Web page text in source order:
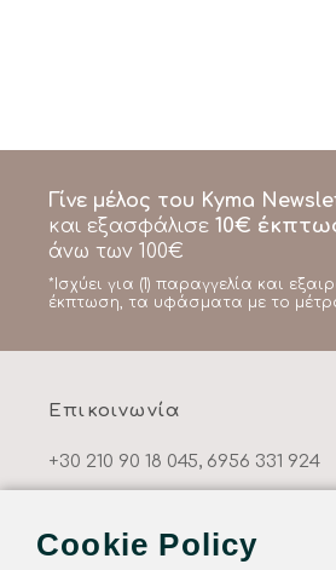
Γίνε μέλος του Kyma
και εξασφάλισε 10€
άνω των 100€
*Ισχύει για (1) παραγγελία και
έκπτωση, τα υφάσματα με το
Επικοινωνία
+30 210 90 18 045, 6956 331 924
Αναξάρχου 56, Αθήνα 11631,
Cookie Policy